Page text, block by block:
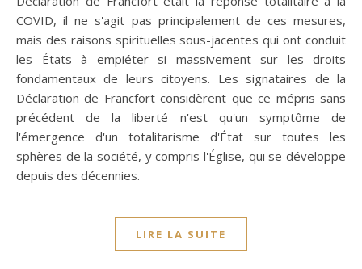
COVID, il ne s'agit pas principalement de ces mesures,
mais des raisons spirituelles sous-jacentes qui ont conduit
les États à empiéter si massivement sur les droits
fondamentaux de leurs citoyens. Les signataires de la
Déclaration de Francfort considèrent que ce mépris sans
précédent de la liberté n'est qu'un symptôme de
l'émergence d'un totalitarisme d'État sur toutes les
sphères de la société, y compris l'Église, qui se développe
depuis des décennies.
LIRE LA SUITE